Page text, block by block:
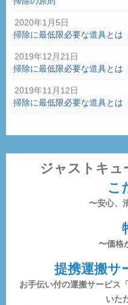
2020年1月5日
掃除に最低限必要な道具とは
2019年12月21日
掃除に最低限必要な道具とは
2019年11月12日
掃除に最低限必要な道具とは
ジャストキュ
こ
〜安心、
〜価格
提携運搬サ
お手伝い付の運搬サービス
いた